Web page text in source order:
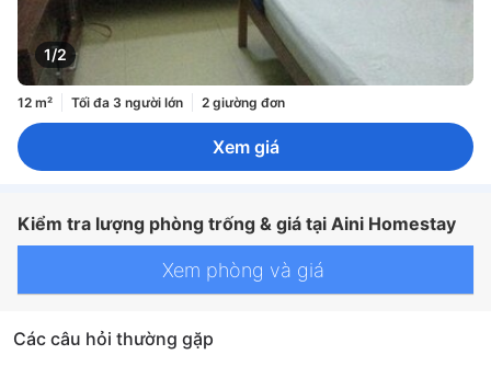
1/2
12 m² Tối đa 3 người lớn 2 giường đơn
Xem giá
Kiểm tra lượng phòng trống & giá tại Aini Homestay
Xem phòng và giá
Các câu hỏi thường gặp